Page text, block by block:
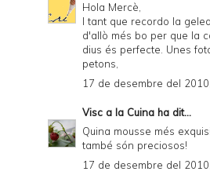
Hola Mercè,
I tant que recordo la
d'allò més bo per que la
dius és perfecte. Unes
petons,
17 de desembre del
Visc a la Cuina ha dit...
Quina mousse més
també són preciosos!
17 de desembre del